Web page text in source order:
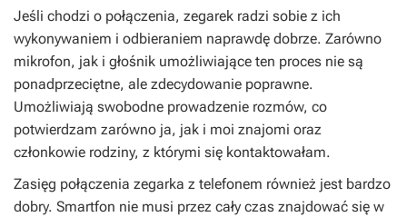
Jeśli chodzi o połączenia, zegarek radzi sobie z ich
wykonywaniem i odbieraniem naprawdę dobrze. Zarówno
mikrofon, jak i głośnik umożliwiające ten proces nie są
ponadprzeciętne, ale zdecydowanie poprawne.
Umożliwiają swobodne prowadzenie rozmów, co
potwierdzam zarówno ja, jak i moi znajomi oraz
członkowie rodziny, z którymi się kontaktowałam.
Zasięg połączenia zegarka z telefonem również jest bardzo
dobry. Smartfon nie musi przez cały czas znajdować się w